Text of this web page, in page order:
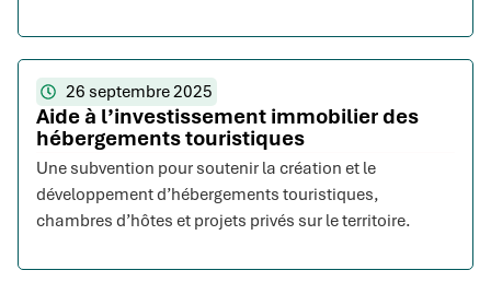
26 septembre 2025
Aide à l’investissement immobilier des
hébergements touristiques
Une subvention pour soutenir la création et le
développement d’hébergements touristiques,
chambres d’hôtes et projets privés sur le territoire.